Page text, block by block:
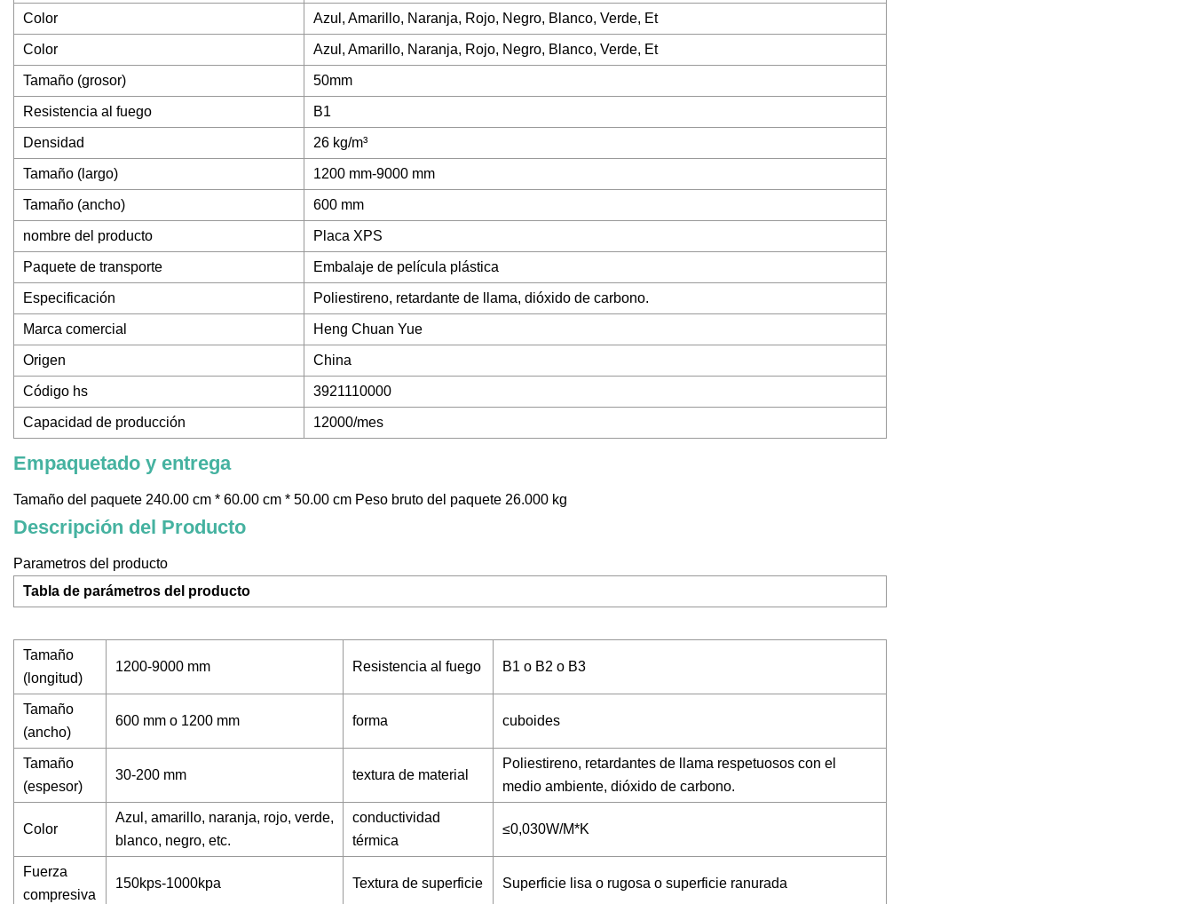
Color Azul, Amarillo, Naranja, Rojo, Negro, Blanco, Verde, Et
Color Azul, Amarillo, Naranja, Rojo, Negro, Blanco, Verde, Et
Tamaño (grosor) 50mm
Resistencia al fuego B1
Densidad 26 kg/m³
Tamaño (largo) 1200 mm-9000 mm
Tamaño (ancho) 600 mm
nombre del producto Placa XPS
Paquete de transporte Embalaje de película plástica
Especificación Poliestireno, retardante de llama, dióxido de carbono.
Marca comercial Heng Chuan Yue
Origen China
Código hs 3921110000
Capacidad de producción 12000/mes
Empaquetado y entrega
Tamaño del paquete 240.00 cm * 60.00 cm * 50.00 cm Peso bruto del paquete 26.000 kg
Descripción del Producto
Parametros del producto
Tabla de parámetros del producto
Tamaño
(longitud)
1200-9000 mm Resistencia al fuego B1 o B2 o B3
Tamaño
(ancho)
600 mm o 1200 mm forma cuboides
Tamaño
(espesor)
30-200 mm textura de material
Poliestireno, retardantes de llama respetuosos con el
medio ambiente, dióxido de carbono.
Color
Azul, amarillo, naranja, rojo, verde,
blanco, negro, etc.
conductividad
térmica
≤0,030W/M*K
Fuerza
compresiva
150kps-1000kpa Textura de superficie Superficie lisa o rugosa o superficie ranurada